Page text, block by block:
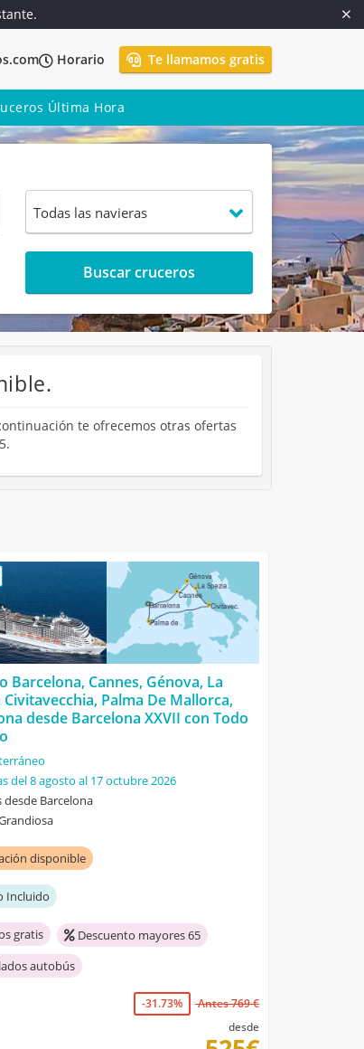
Horario Te llamamos gratis
Última Hora
Buscar cruceros
te ofrecemos otras ofertas
Barcelona, Cannes, Génova, La
Civitavecchia, Palma De Mallorca,
desde Barcelona XXVII con Todo
del 8 agosto al 17 octubre 2026
desde Barcelona
disponible
Incluido
gratis
Descuento mayores 65
autobús
-31.73%
Antes 769 €
desde